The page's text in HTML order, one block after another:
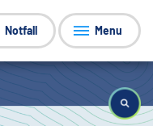
Notfall Menu